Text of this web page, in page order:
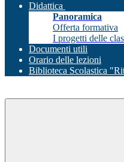
Didattica
Panoramica
Offerta formativa
I progetti delle
Documenti utili
Orario delle lezioni
Biblioteca Scolastica